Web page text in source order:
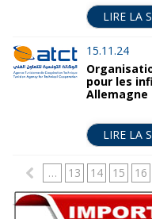
LIRE LA
15.11.24
pour les
Allemagne
LIRE LA
a
g
… 13 14 15 16